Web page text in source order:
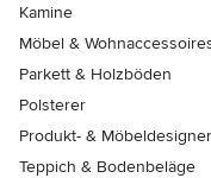
Kamine
Möbel &
Parkett & Holzböden
Polsterer
Produkt- & Möbeldesigner
Teppich & Bodenbeläge